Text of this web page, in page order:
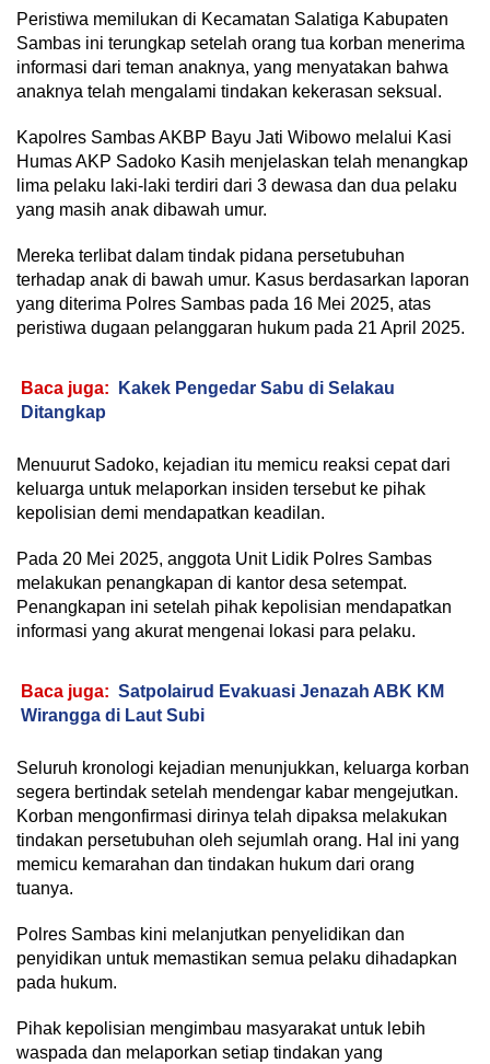
Peristiwa memilukan di Kecamatan Salatiga Kabupaten
Sambas ini terungkap setelah orang tua korban menerima
informasi dari teman anaknya, yang menyatakan bahwa
anaknya telah mengalami tindakan kekerasan seksual.
Kapolres Sambas AKBP Bayu Jati Wibowo melalui Kasi
Humas AKP Sadoko Kasih menjelaskan telah menangkap
lima pelaku laki-laki terdiri dari 3 dewasa dan dua pelaku
yang masih anak dibawah umur.
Mereka terlibat dalam tindak pidana persetubuhan
terhadap anak di bawah umur. Kasus berdasarkan laporan
yang diterima Polres Sambas pada 16 Mei 2025, atas
peristiwa dugaan pelanggaran hukum pada 21 April 2025.
Baca juga:
Kakek Pengedar Sabu di Selakau
Ditangkap
Menuurut Sadoko, kejadian itu memicu reaksi cepat dari
keluarga untuk melaporkan insiden tersebut ke pihak
kepolisian demi mendapatkan keadilan.
Pada 20 Mei 2025, anggota Unit Lidik Polres Sambas
melakukan penangkapan di kantor desa setempat.
Penangkapan ini setelah pihak kepolisian mendapatkan
informasi yang akurat mengenai lokasi para pelaku.
Baca juga: Satpolairud Evakuasi Jenazah ABK KM
Wirangga di Laut Subi
Seluruh kronologi kejadian menunjukkan, keluarga korban
segera bertindak setelah mendengar kabar mengejutkan.
Korban mengonfirmasi dirinya telah dipaksa melakukan
tindakan persetubuhan oleh sejumlah orang. Hal ini yang
memicu kemarahan dan tindakan hukum dari orang
tuanya.
Polres Sambas kini melanjutkan penyelidikan dan
penyidikan untuk memastikan semua pelaku dihadapkan
pada hukum.
Pihak kepolisian mengimbau masyarakat untuk lebih
waspada dan melaporkan setiap tindakan yang